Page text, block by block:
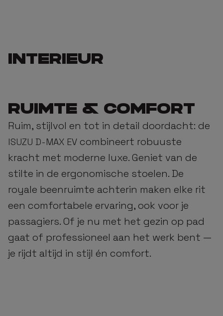
INTERIEUR
RUIMTE & COMFORT
Ruim, stijlvol en tot in detail doordacht: de
ISUZU D-MAX EV combineert robuuste
kracht met moderne luxe. Geniet van de
stilte in de ergonomische stoelen. De
royale beenruimte achterin maken elke rit
een comfortabele ervaring, ook voor je
passagiers. Of je nu met het gezin op pad
gaat of professioneel aan het werk bent —
je rijdt altijd in stijl én comfort.